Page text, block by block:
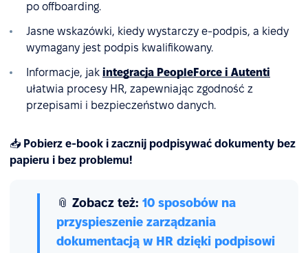
po offboarding.
Jasne wskazówki, kiedy wystarczy e-podpis, a kiedy
wymagany jest podpis kwalifikowany.
Informacje, jak integracja PeopleForce i Autenti
ułatwia procesy HR, zapewniając zgodność z
przepisami i bezpieczeństwo danych.
📥 Pobierz e-book i zacznij podpisywać dokumenty bez
papieru i bez problemu!
📎 Zobacz też: 10 sposobów na
przyspieszenie zarządzania
dokumentacją w HR dzięki podpisowi